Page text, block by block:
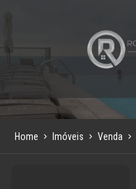
Home Imóveis Venda